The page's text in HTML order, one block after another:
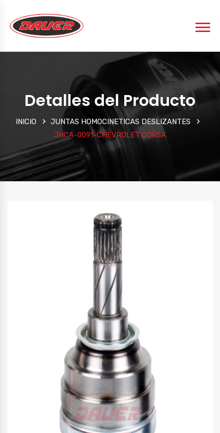
Detalles del Producto
INICIO
JUNTAS HOMOCINETICAS DESLIZANTES
JHCA-0091-CHEVROLET CORSA